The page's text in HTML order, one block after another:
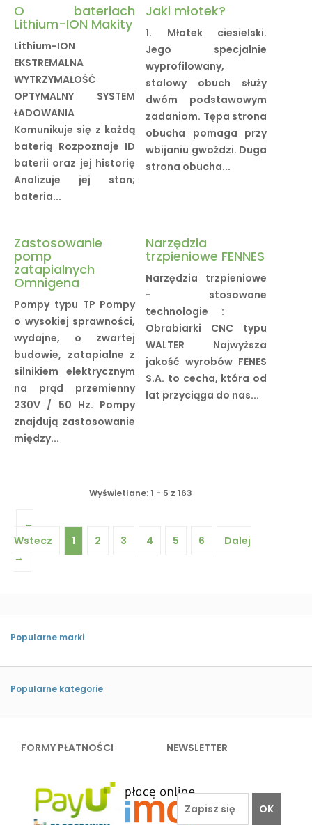
O bateriach
Lithium-ION Makity
Lithium-ION
EKSTREMALNA
WYTRZYMAŁOŚĆ
OPTYMALNY SYSTEM
ŁADOWANIA
Komunikuje się z każdą
baterią Rozpoznaje ID
baterii oraz jej historię
Analizuje jej stan;
bateria...
Jaki młotek?
1. Młotek ciesielski.
Jego specjalnie
wyprofilowany,
stalowy obuch służy
dwóm podstawowym
zadaniom. Tępa strona
obucha pomaga przy
wbijaniu gwoździ. Duga
strona obucha...
Zastosowanie
pomp
zatapialnych
Omnigena
Pompy typu TP Pompy
o wysokiej sprawności,
wydajne, o zwartej
budowie, zatapialne z
silnikiem elektrycznym
na prąd przemienny
230V / 50 Hz. Pompy
znajdują zastosowanie
między...
Narzędzia
trzpieniowe FENNES
Narzędzia trzpieniowe
- stosowane
technologie :
Obrabiarki CNC typu
WALTER Najwyższa
jakość wyrobów FENES
S.A. to cecha, która od
lat przyciąga do nas...
Wyświetlane: 1 - 5 z 163
←
Wstecz
1 2 3 4 5 6
Dalej
→
Popularne marki
Popularne kategorie
FORMY PŁATNOŚCI NEWSLETTER
OK